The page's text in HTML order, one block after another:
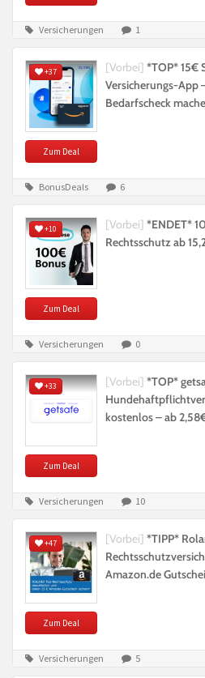
Versicherungen 1
+37
Zum Deal
[Vorbei] *TOP* 15€
Versicherungs-App
Bedarfscheck
BonusDeals 6
+10
Zum Deal
[Vorbei] *ENDET*
Rechtsschutz ab
Versicherungen 0
+33
Zum Deal
[Vorbei] *TOP*
kostenlos – ab
Versicherungen 10
+47
Zum Deal
[Vorbei] *TIPP*
Amazon.de
Versicherungen 5